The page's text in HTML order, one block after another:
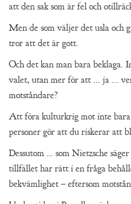
att den sak som är fel och
Men de som väljer det usla och
tror att det är gott.
Och det kan man bara beklaga.
valet, utan mer för att ... ja ...
motståndare?
Att föra kulturkrig mot inte bara
personer gör att du riskerar att
Dessutom … som Nietzsche
tillfället har rätt i en fråga
bekvämlighet – eftersom